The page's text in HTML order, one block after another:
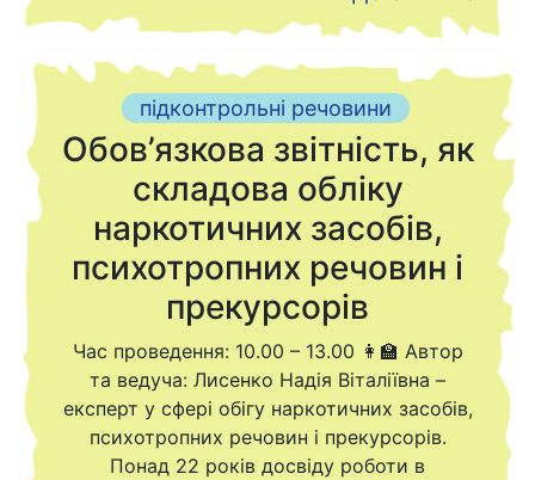
підконтрольні речовини
Обов’язкова звітність, як
складова обліку
наркотичних засобів,
психотропних речовин і
прекурсорів
Час проведення: 10.00 – 13.00 👩‍🏫 Автор
та ведуча: Лисенко Надія Віталіївна –
експерт у сфері обігу наркотичних засобів,
психотропних речовин і прекурсорів.
Понад 22 років досвіду роботи в